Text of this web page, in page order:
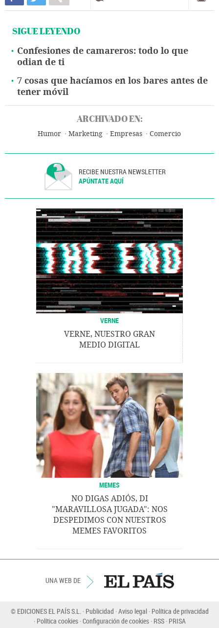
SIGUE LEYENDO
Confesiones de camareros: todo lo que
odian de ti
7 cosas que hacíamos en los bares antes de
tener móvil
ARCHIVADO EN:
Humor Marketing Empresas Comercio
RECIBE NUESTRA NEWSLETTER
APÚNTATE AQUÍ
VERNE
VERNE, NUESTRO GRAN
MEDIO DIGITAL
MEMES
NO DIGAS ADIÓS, DI
"MARAVILLOSA JUGADA": NOS
DESPEDIMOS CON NUESTROS
MEMES FAVORITOS
UNA WEB DE
© EDICIONES EL PAÍS S.L. Publicidad Aviso legal Política de privacidad
Política cookies Configuración de cookies RSS PRISA